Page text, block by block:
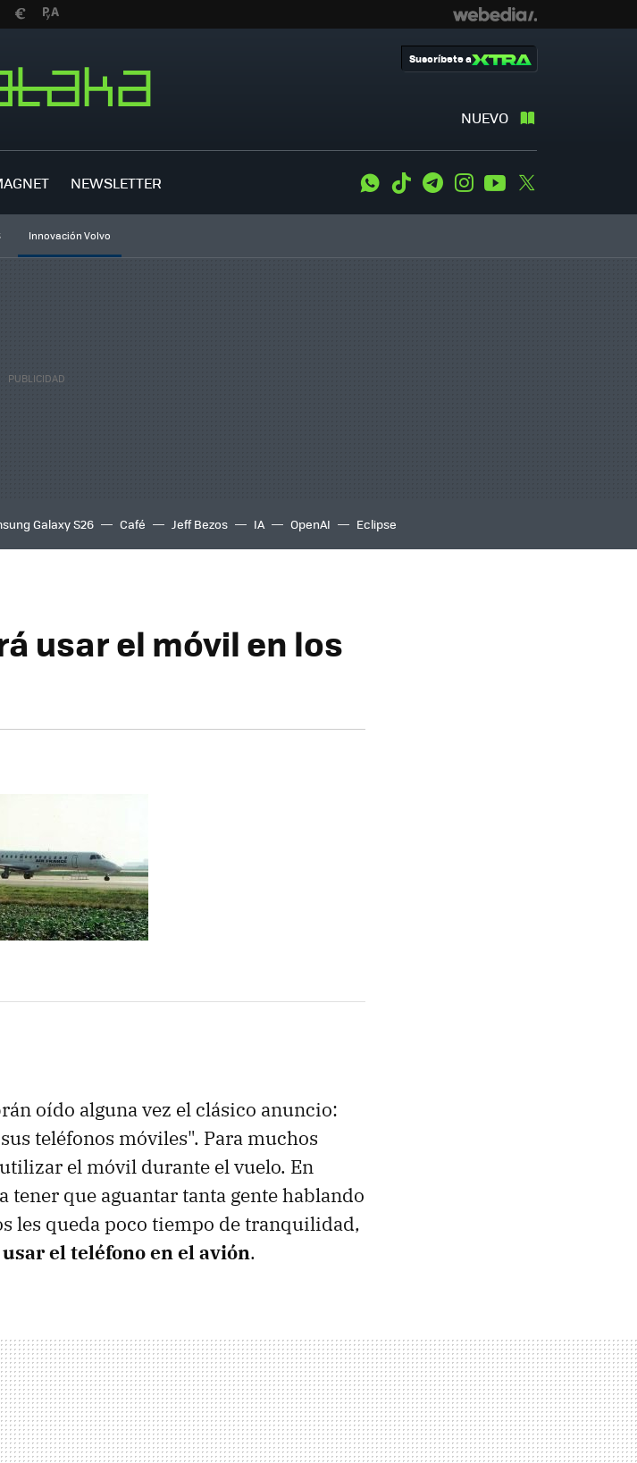
NUEVO
Suscríbete a
NEWSLETTER WhatsApp
Tiktok TelegramInstagramYoutube
Innovación Volvo
Galaxy S26 Café Jeff Bezos IA OpenAI Eclipse
usar el móvil en los
oído alguna vez el clásico anuncio:
teléfonos móviles". Para muchos
el móvil durante el vuelo. En
que aguantar tanta gente hablando
les queda poco tiempo de tranquilidad,
el teléfono en el avión.